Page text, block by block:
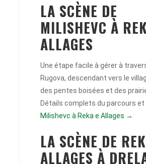
LA SCÈNE DE
MILISHEVC À
ALLAGES
Une étape facile à gérer à
Rugova, descendant vers le
des pentes boisées et des
Détails complets du parcours et
Milishevc à Reka e Allages →
LA SCÈNE DE
ALLAGES À